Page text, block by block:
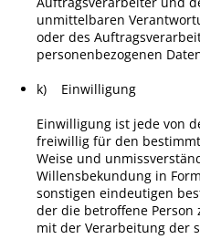
unmittelbaren
oder des
personenbezogenen
k) Einwilligung
Einwilligung ist jede von
freiwillig für den
Weise und
Willensbekundung in
sonstigen eindeutigen
der die betroffene Person
mit der Verarbeitung der